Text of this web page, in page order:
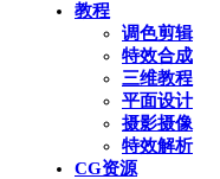
教程
调色剪辑
特效合成
三维教程
平面设计
摄影摄像
特效解析
CG资源